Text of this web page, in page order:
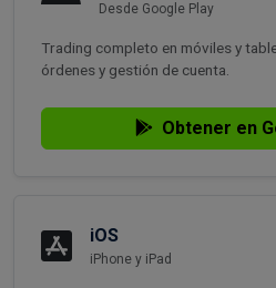
Desde Google Play
Trading completo en móviles y
órdenes y gestión de cuenta.
Obtener en
iOS
iPhone y iPad